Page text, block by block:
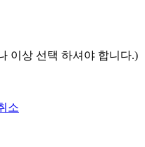
이상 선택 하셔야 합니다.)
소